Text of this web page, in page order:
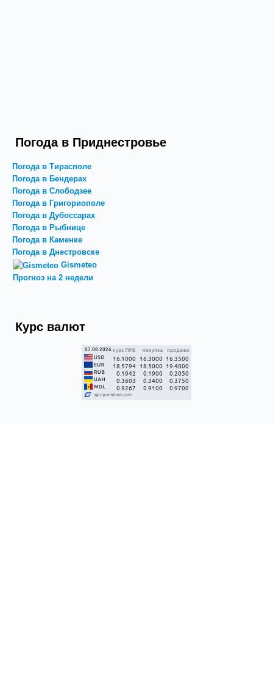
Погода в Приднестровье
Погода в Тирасполе
Погода в Бендерах
Погода в Слободзее
Погода в Григориополе
Погода в Дубоссарах
Погода в Рыбнице
Погода в Каменке
Погода в Днестровске
Gismeteo
Прогноз на 2 недели
Курс валют